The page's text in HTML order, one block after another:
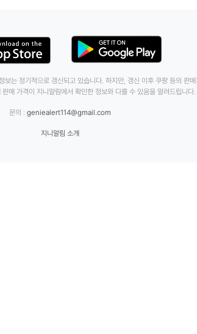
보는 정기적으로 갱신되고 있습니다. 하지만, 갱신 이후 쿠팡 등의 판
매 가격이 지니알림에서 확인한 정보와 다를 수 있음을 알려드립니다.
문의 :geniealert114@gmail.com
지니알림 소개